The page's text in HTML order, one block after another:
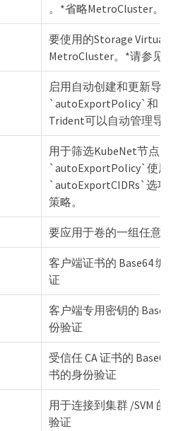
。*省略MetroCluster。
要使用的Storage
MetroCluster。*请参见
启用自动创建和更新导
`autoExportPolicy`和
Trident可以自动管理导
用于筛选KubeNet节点
`autoExportPolicy`使
`autoExportCIDRs`选
策略。
要应用于卷的一组任意
客户端证书的 Base64
证
客户端专用密钥的
份验证
受信任 CA 证书的
书的身份验证
用于连接到集群 /SVM
验证